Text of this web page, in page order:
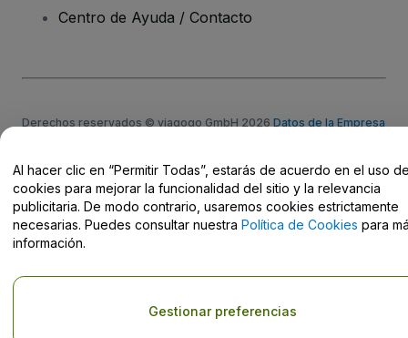
Centro de Ayuda / Contacto
Derechos reservados © viagogo GmbH 2026 Datos de la Empresa
y de laPolítica de Privacidad para Móviles
Do Not Share My Personal Information/Your Privacy Choices
Al hacer clic en “Permitir Todas”, estarás de acuerdo en el uso
cookies para mejorar la funcionalidad del sitio y la relevancia
publicitaria. De modo contrario, usaremos cookies estrictamente
necesarias. Puedes consultar nuestra Política de Cookies para
información.
Gestionar preferencias